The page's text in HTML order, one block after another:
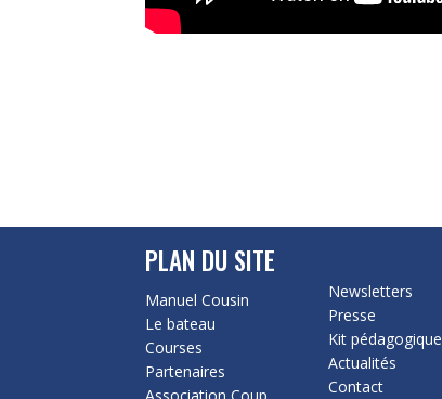
PLAN DU SITE
Manuel Cousin
Le bateau
Courses
Partenaires
Newsletters
Presse
Kit pédagogique
Actualités
Contact